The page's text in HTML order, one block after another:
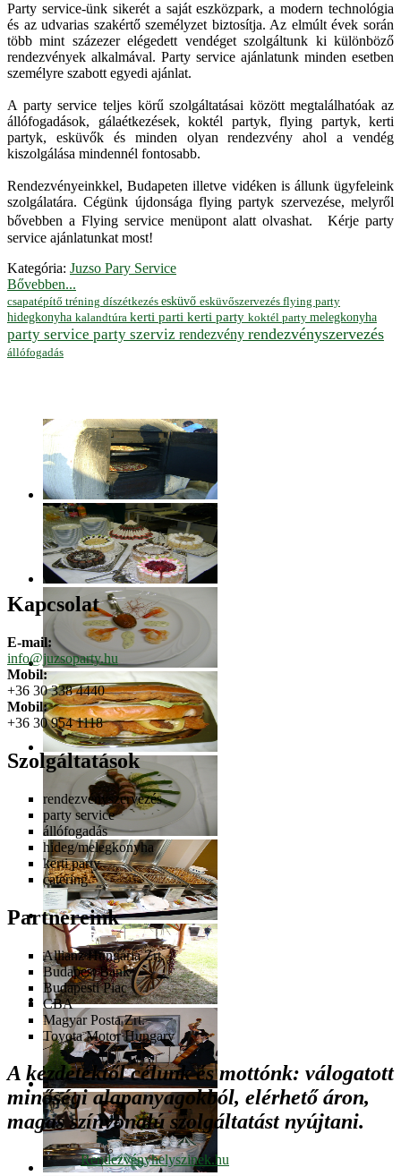
Party service-ünk sikerét a saját eszközpark, a modern technológia
és az udvarias szakértő személyzet biztosítja. Az elmúlt évek során
több mint százezer elégedett vendéget szolgáltunk ki különböző
rendezvények alkalmával. Party service ajánlatunk minden esetben
személyre szabott egyedi ajánlat.
A party service teljes körű szolgáltatásai között megtalálhatóak az
állófogadások, gálaétkezések, koktél partyk, flying partyk, kerti
partyk, esküvők és minden olyan rendezvény ahol a vendég
kiszolgálása mindennél fontosabb.
Rendezvényeinkkel, Budapeten illetve vidéken is állunk ügyfeleink
szolgálatára. Cégünk újdonsága flying partyk szervezése, melyről
bővebben a Flying service menüpont alatt olvashat. Kérje party
service ajánlatunkat most!
Kategória: Juzso Pary Service
Bővebben...
csapatépítő tréning díszétkezés esküvő esküvőszervezés flying party
hidegkonyha kalandtúra kerti parti kerti party koktél party melegkonyha
party service party szerviz rendezvény rendezvényszervezés
állófogadás
Kapcsolat
E-mail:
info@juzsoparty.hu
Mobil:
+36 30 338 4440
Mobil:
+36 30 954 1118
Szolgáltatások
rendezvényszervezés
party service
állófogadás
hideg/melegkonyha
kerti party
catering
Partnereink
Allianz Hungária Zrt.
Budapest Bank
Budapesti Piac
CBA
Magyar Posta Zrt.
Toyota Motor Hungary
A kezdetektől célunk és mottónk: válogatott
minőségi alapanyagokból, elérhető áron,
magas színvonalú szolgáltatást nyújtani.